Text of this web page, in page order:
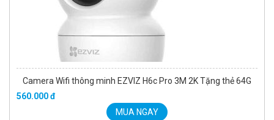
Camera Wifi thông minh EZVIZ H6c Pro 3M 2K Tặng thẻ 64G
560.000 đ
MUA NGAY